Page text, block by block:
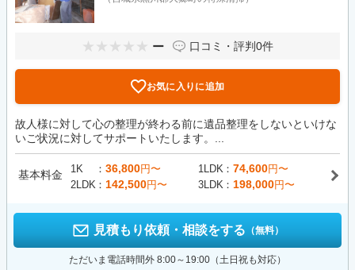
ー 口コミ・評判0件
お気に入りに追加
故人様に対して心の整理が終わる前に遺品整理をしないといけな
いご状況に対してサポートいたします。...
基本料金 1K 36,800円〜 1LDK 74,600円〜
2LDK
142,500円〜 3LDK 198,000円〜
見積もり依頼・相談をする （無料）
ただいま電話時間外 8:00～19:00（土日祝も対応）